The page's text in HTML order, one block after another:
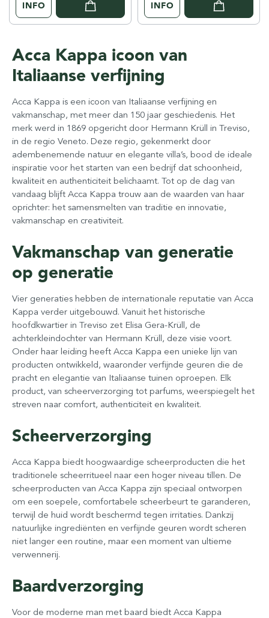
INFO INFO
Acca Kappa icoon van
Italiaanse verfijning
Acca Kappa is een icoon van Italiaanse verfijning en
vakmanschap, met meer dan 150 jaar geschiedenis. Het
merk werd in 1869 opgericht door Hermann Krüll in Treviso,
in de regio Veneto. Deze regio, gekenmerkt door
adembenemende natuur en elegante villa’s, bood de ideale
inspiratie voor het starten van een bedrijf dat schoonheid,
kwaliteit en authenticiteit belichaamt. Tot op de dag van
vandaag blijft Acca Kappa trouw aan de waarden van haar
oprichter: het samensmelten van traditie en innovatie,
vakmanschap en creativiteit.
Vakmanschap van generatie
op generatie
Vier generaties hebben de internationale reputatie van Acca
Kappa verder uitgebouwd. Vanuit het historische
hoofdkwartier in Treviso zet Elisa Gera-Krüll, de
achterkleindochter van Hermann Krüll, deze visie voort.
Onder haar leiding heeft Acca Kappa een unieke lijn van
producten ontwikkeld, waaronder verfijnde geuren die de
pracht en elegantie van Italiaanse tuinen oproepen. Elk
product, van scheerverzorging tot parfums, weerspiegelt het
streven naar comfort, authenticiteit en kwaliteit.
Scheerverzorging
Acca Kappa biedt hoogwaardige scheerproducten die het
traditionele scheerritueel naar een hoger niveau tillen. De
scheerproducten van Acca Kappa zijn speciaal ontworpen
om een soepele, comfortabele scheerbeurt te garanderen,
terwijl de huid wordt beschermd tegen irritaties. Dankzij
natuurlijke ingrediënten en verfijnde geuren wordt scheren
niet langer een routine, maar een moment van ultieme
verwennerij.
Baardverzorging
Voor de moderne man met baard biedt Acca Kappa